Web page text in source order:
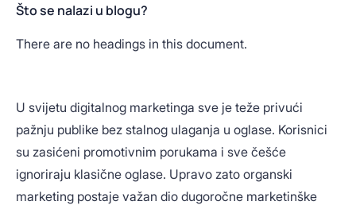
Što se nalazi u blogu?
There are no headings in this document.
U svijetu digitalnog marketinga sve je teže privući
pažnju publike bez stalnog ulaganja u oglase. Korisnici
su zasićeni promotivnim porukama i sve češće
ignoriraju klasične oglase. Upravo zato organski
marketing postaje važan dio dugoročne marketinške